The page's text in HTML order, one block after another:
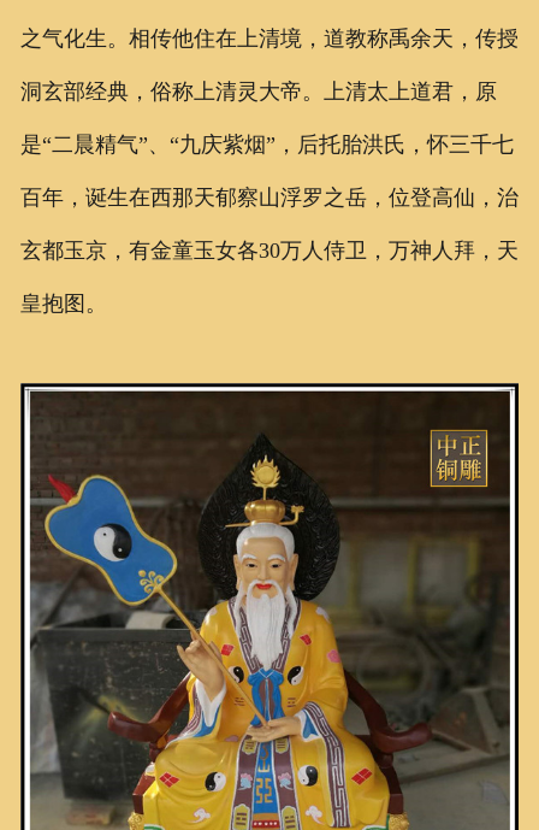
之气化生。相传他住在上清境，道教称禹余天，传授
洞玄部经典，俗称上清灵大帝。上清太上道君，原
是“二晨精气”、“九庆紫烟”，后托胎洪氏，怀三千七
百年，诞生在西那天郁察山浮罗之岳，位登高仙，治
玄都玉京，有金童玉女各30万人侍卫，万神人拜，天
皇抱图。